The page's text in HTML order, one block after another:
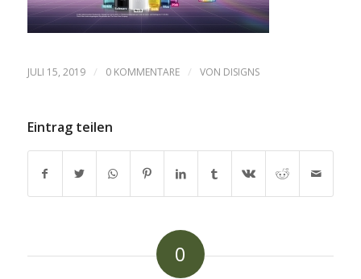
JULI 15, 2019 / 0 KOMMENTARE / VON DISIGNS
Eintrag teilen
0